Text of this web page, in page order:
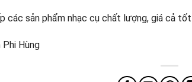
các sản phẩm nhạc cụ chất lượng, giá cả
Phi Hùng